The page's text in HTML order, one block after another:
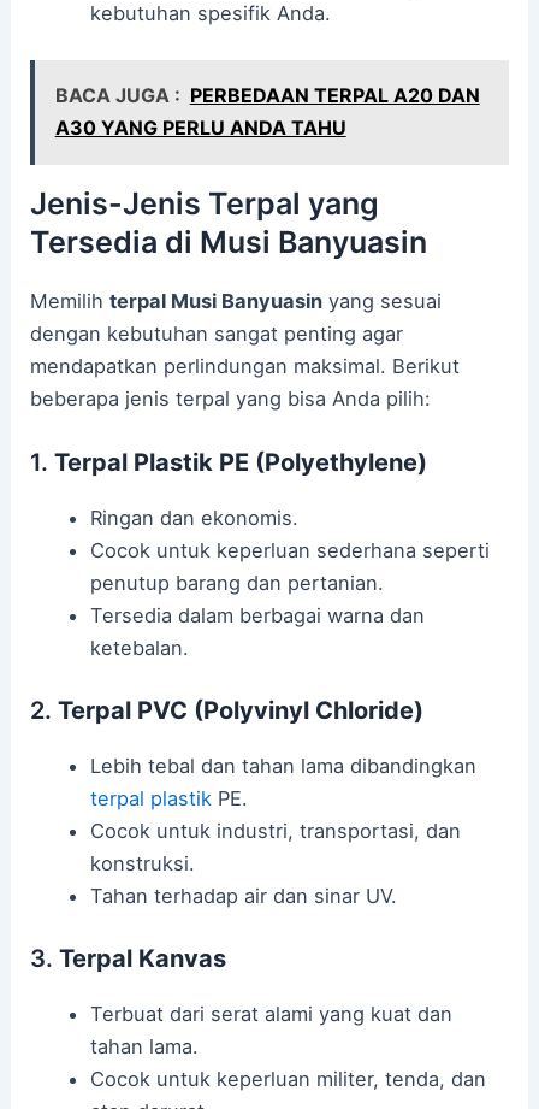
kebutuhan spesifik Anda.
BACA JUGA : PERBEDAAN TERPAL A20 DAN
A30 YANG PERLU ANDA TAHU
Jenis-Jenis Terpal yang
Tersedia di Musi Banyuasin
Memilihterpal Musi Banyuasin yang sesuai
dengan kebutuhan sangat penting agar
mendapatkan perlindungan maksimal. Berikut
beberapa jenis terpal yang bisa Anda pilih:
1.Terpal Plastik PE (Polyethylene)
Ringan dan ekonomis.
Cocok untuk keperluan sederhana seperti
penutup barang dan pertanian.
Tersedia dalam berbagai warna dan
ketebalan.
2.Terpal PVC (Polyvinyl Chloride)
Lebih tebal dan tahan lama dibandingkan
terpal plastikPE.
Cocok untuk industri, transportasi, dan
konstruksi.
Tahan terhadap air dan sinar UV.
3.Terpal Kanvas
Terbuat dari serat alami yang kuat dan
tahan lama.
Cocok untuk keperluan militer, tenda, dan